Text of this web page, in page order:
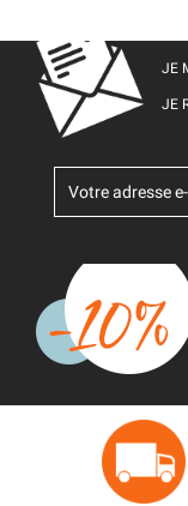
JE
JE